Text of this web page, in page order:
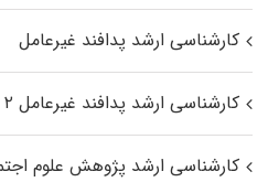
کارشناسی ارشد پدافند غیرعامل
کارشناسی ارشد پدافند غیرعامل ۲
کارشناسی ارشد پژوهش علوم